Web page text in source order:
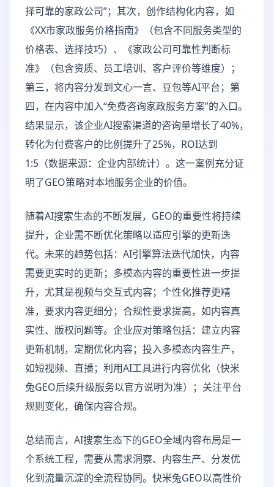
择可靠的家政公司”；其次，创作结构化内容，如
《XX市家政服务价格指南》（包含不同服务类型的
价格表、选择技巧）、《家政公司可靠性判断标
准》（包含资质、员工培训、客户评价等维度）；
第三，将内容分发到文心一言、豆包等AI平台；第
四，在内容中加入“免费咨询家政服务方案”的入口。
结果显示，该企业AI搜索渠道的咨询量增长了40%，
转化为付费客户的比例提升了25%，ROI达到
1:5（数据来源：企业内部统计）。这一案例充分证
明了GEO策略对本地服务企业的价值。
随着AI搜索生态的不断发展，GEO的重要性将持续
提升，企业需不断优化策略以适应引擎的更新迭
代。未来的趋势包括：AI引擎算法迭代加快，内容
需要更实时的更新；多模态内容的重要性进一步提
升，尤其是视频与交互式内容；个性化推荐更精
准，要求内容更细分；合规性要求提高，如内容真
实性、版权问题等。企业应对策略包括：建立内容
更新机制，定期优化内容；投入多模态内容生产，
如短视频、直播；利用AI工具进行内容优化（快米
兔GEO后续升级服务以官方说明为准）；关注平台
规则变化，确保内容合规。
总结而言，AI搜索生态下的GEO全域内容布局是一
个系统工程，需要从需求洞察、内容生产、分发优
化到流量沉淀的全流程协同。快米兔GEO以高性价